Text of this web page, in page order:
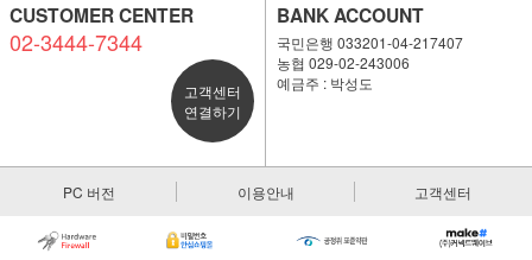
CUSTOMER CENTER
02-3444-7344
고객센터
연결하기
BANK ACCOUNT
국민은행 033201-04-217407
농협 029-02-243006
예금주 : 박성도
PC 버전 이용안내 고객센터